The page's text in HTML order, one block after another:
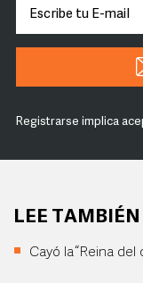
Registrarse implica
LEE TAMBIÉN
Cayó la “Reina del